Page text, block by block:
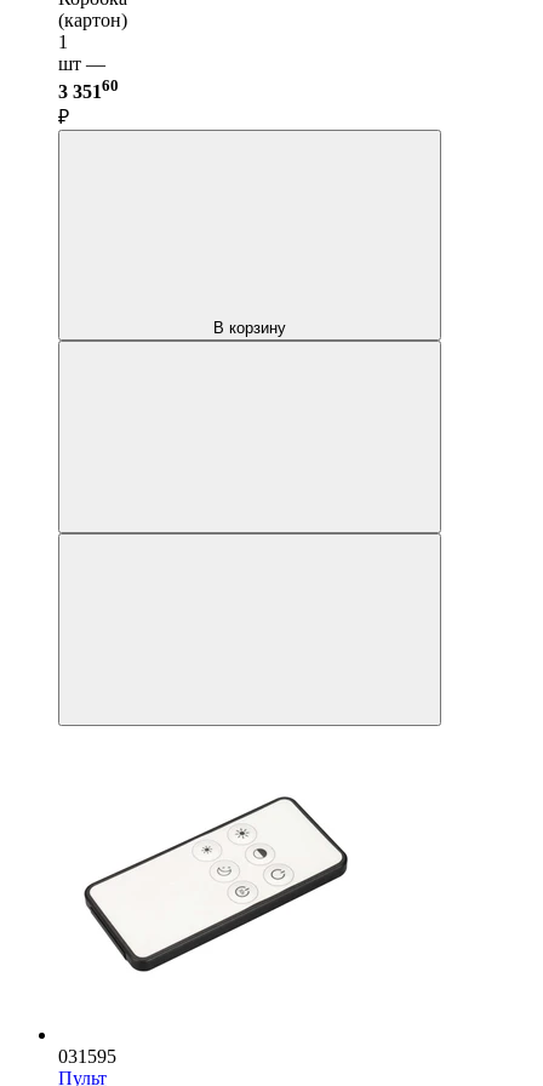
(картон)
1
шт —
3 35160
₽
В корзину
031595
Пульт